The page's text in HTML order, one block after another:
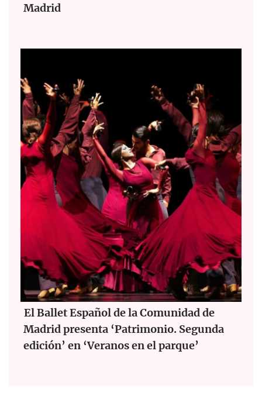
Madrid
El Ballet Español de la Comunidad de
Madrid presenta ‘Patrimonio. Segunda
edición’ en ‘Veranos en el parque’